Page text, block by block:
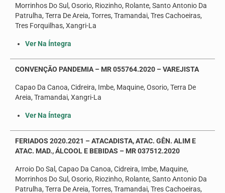
Morrinhos Do Sul, Osorio, Riozinho, Rolante, Santo Antonio Da
Patrulha, Terra De Areia, Torres, Tramandai, Tres Cachoeiras,
Tres Forquilhas, Xangri-La
Ver Na Íntegra
CONVENÇÃO PANDEMIA – MR 055764.2020 – VAREJISTA
Capao Da Canoa, Cidreira, Imbe, Maquine, Osorio, Terra De
Areia, Tramandai, Xangri-La
Ver Na Íntegra
FERIADOS 2020.2021 – ATACADISTA, ATAC. GÊN. ALIM E
ATAC. MAD., ÁLCOOL E BEBIDAS – MR 037512.2020
Arroio Do Sal, Capao Da Canoa, Cidreira, Imbe, Maquine,
Morrinhos Do Sul, Osorio, Riozinho, Rolante, Santo Antonio Da
Patrulha, Terra De Areia, Torres, Tramandai, Tres Cachoeiras,